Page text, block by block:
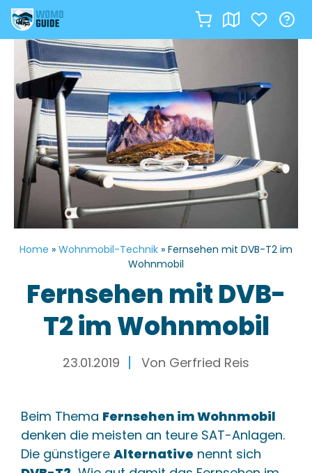
Zum
Inhalt
springen
Home » Wohnmobil-Technik » Fernsehen mit DVB-T2 im
Wohnmobil
Fernsehen mit DVB-
T2 im Wohnmobil
23.01.2019 Von Gerfried Reis
Beim Thema Fernsehen im Wohnmobil
denken die meisten an teure SAT-Anlagen.
Die günstigere Alternative nennt sich